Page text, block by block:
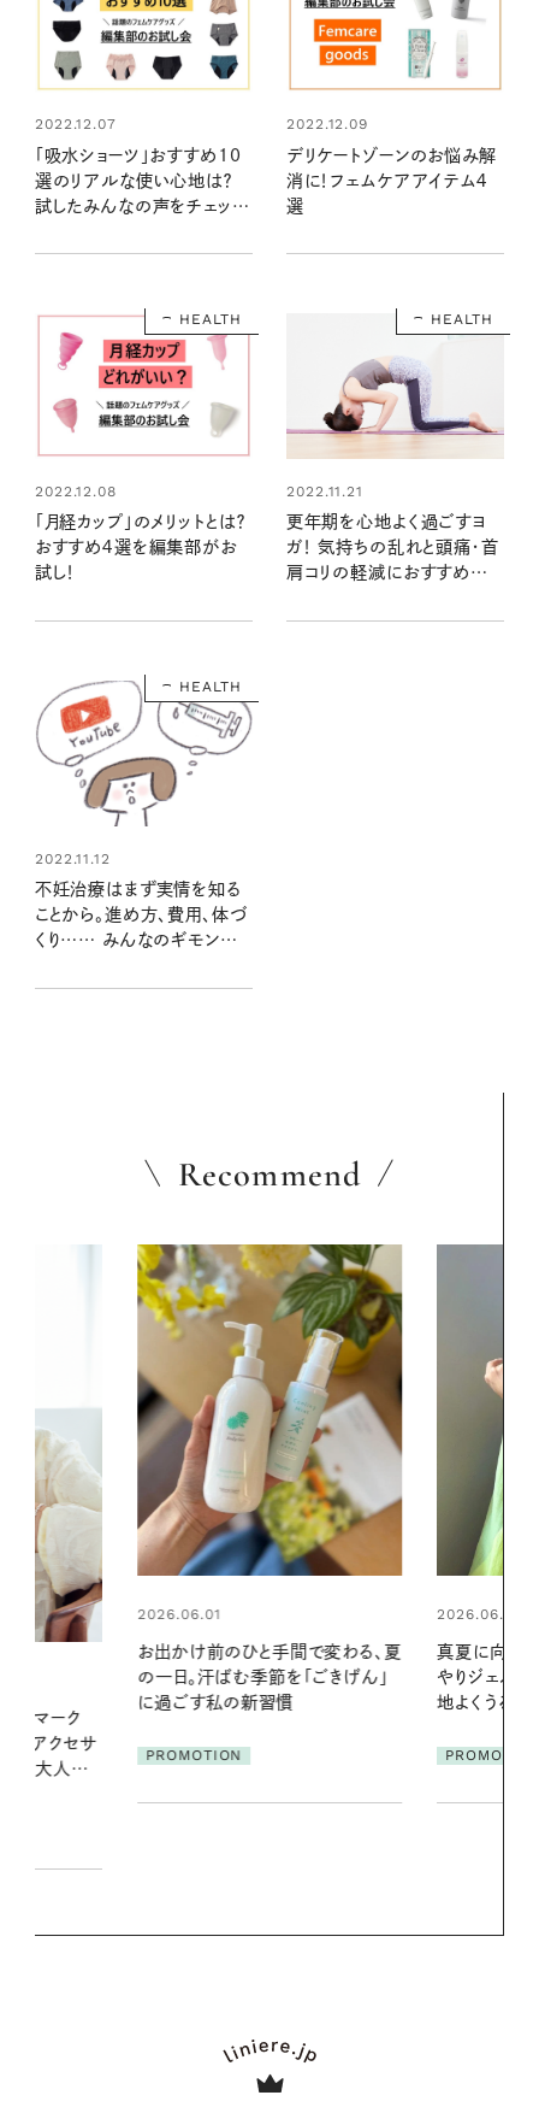
2022.12.07
「吸水ショーツ」おすすめ10
選のリアルな使い心地は？
試したみんなの声をチェッ
2022.12.09
デリケートゾーンのお悩み解
消に！フェムケアアイテム４
選
HEALTH
2022.12.08
「月経カップ」のメリットとは？
おすすめ４選を編集部がお
試し！
HEALTH
2022.11.21
更年期を心地よく過ごすヨ
ガ！ 気持ちの乱れと頭痛・首
肩コリの軽減におすすめの
添うヨガ⑥】
HEALTH
2022.11.12
不妊治療はまず実情を知る
ことから。進め方、費用、体づ
くり…… みんなのギモンに
Recommend
2026.06.01
真夏に向けて、ハーブが香るひん
やりジェルと出合う。暑い季節に心
地よくうるおう、軽やかなボディケ
PROMOTION
2026.07.24
夏の髪と心
る【大人気の
1本で汗ばむ